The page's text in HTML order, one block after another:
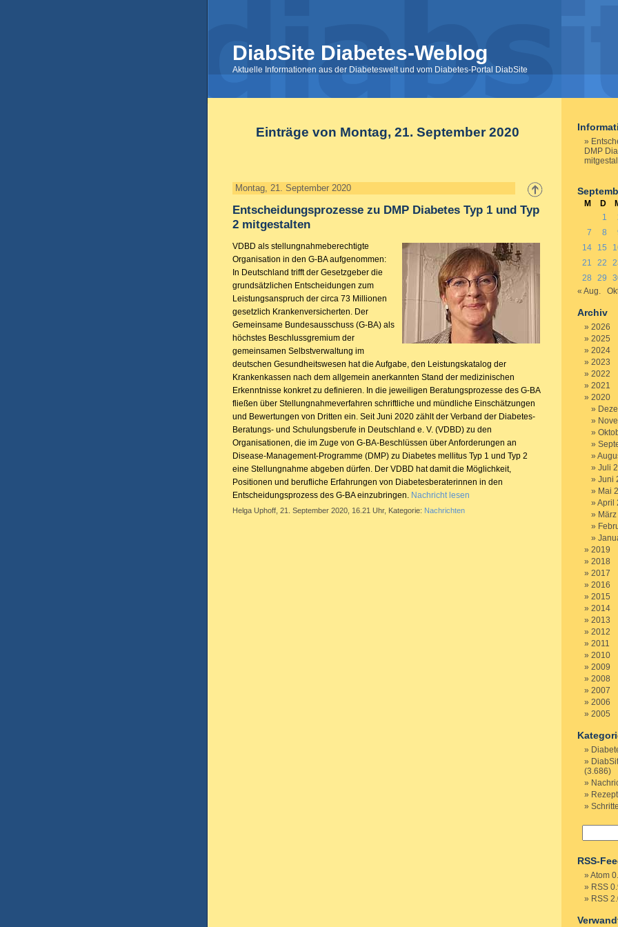
DiabSite Diabetes-Weblog
Aktuelle Informationen aus der Diabeteswelt und vom Diabetes-Portal DiabSite
Einträge von Montag, 21. September 2020
Montag, 21. September 2020
Entscheidungsprozesse zu DMP Diabetes Typ 1 und Typ
2 mitgestalten
VDBD als stellungnahmeberechtigte
Organisation in den G-BA aufgenommen:
In Deutschland trifft der Gesetzgeber die
grundsätzlichen Entscheidungen zum
Leistungsanspruch der circa 73 Millionen
gesetzlich Krankenversicherten. Der
Gemeinsame Bundesausschuss (G-BA) als
höchstes Beschlussgremium der
gemeinsamen Selbstverwaltung im
deutschen Gesundheitswesen hat die Aufgabe, den Leistungskatalog der
Krankenkassen nach dem allgemein anerkannten Stand der medizinischen
Erkenntnisse konkret zu definieren. In die jeweiligen Beratungsprozesse des G-BA
fließen über Stellungnahmeverfahren schriftliche und mündliche Einschätzungen
und Bewertungen von Dritten ein. Seit Juni 2020 zählt der Verband der Diabetes-
Beratungs- und Schulungsberufe in Deutschland e. V. (VDBD) zu den
Organisationen, die im Zuge von G-BA-Beschlüssen über Anforderungen an
Disease-Management-Programme (DMP) zu Diabetes mellitus Typ 1 und Typ 2
eine Stellungnahme abgeben dürfen. Der VDBD hat damit die Möglichkeit,
Positionen und berufliche Erfahrungen von Diabetesberaterinnen in den
Entscheidungsprozess des G-BA einzubringen. Nachricht lesen
Helga Uphoff, 21. September 2020, 16.21 Uhr, Kategorie: Nachrichten
DMP
M D
1
7
8
14
15
21
22
28
29
« Aug.
Archiv
2026
2025
2024
2023
2022
2021
2020
Juli
Juni
Mai
April
2019
2018
2017
2016
2015
2014
2013
2012
2011
2010
2009
2008
2007
2006
2005
(3.686)
RSS-
Atom
RSS
RSS